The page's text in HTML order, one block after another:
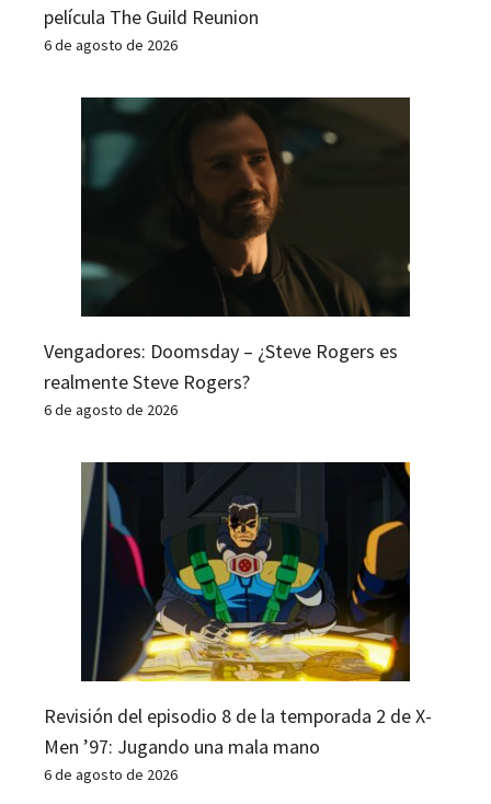
película The Guild Reunion
6 de agosto de 2026
Vengadores: Doomsday – ¿Steve Rogers es
realmente Steve Rogers?
6 de agosto de 2026
Revisión del episodio 8 de la temporada 2 de X-
Men ’97: Jugando una mala mano
6 de agosto de 2026